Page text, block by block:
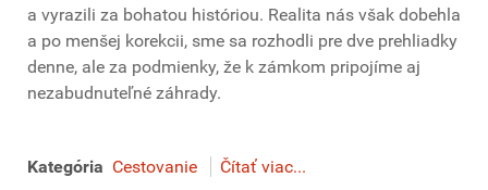
a vyrazili za bohatou históriou. Realita nás však dobehla
a po menšej korekcii, sme sa rozhodli pre dve prehliadky
denne, ale za podmienky, že k zámkom pripojíme aj
nezabudnuteľné záhrady.
Kategória Cestovanie Čítať viac...